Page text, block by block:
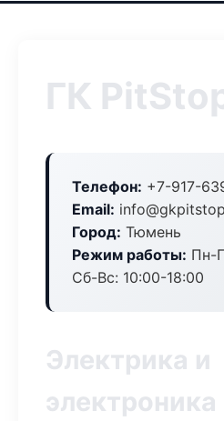
ГК
Телефон: +7-917-
Email:
Город: Тюмень
Режим работы: Пн-
Сб-Вс: 10:00-18:00
Электрика и